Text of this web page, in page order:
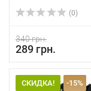
(0)
340 грн.
289 грн.
СКИДКА! -15%